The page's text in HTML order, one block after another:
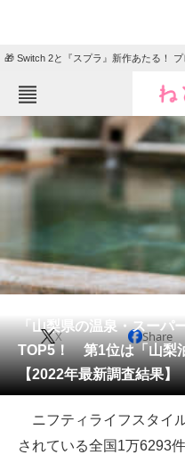
🎁 Switch 2と『スプラ』新作あたる！
ねとらぼメニュー
TOP
エンタメ
住まい
動物
会員記事
メディア
注目記事を集めた総合ページ
ITの今と未来を見通す
「山梨県の温泉・スーパ
TOP5！ 第1位は「山梨
【2022年最新調査結果】
X Share
ニフティライフスタイ
されている全国1万6293